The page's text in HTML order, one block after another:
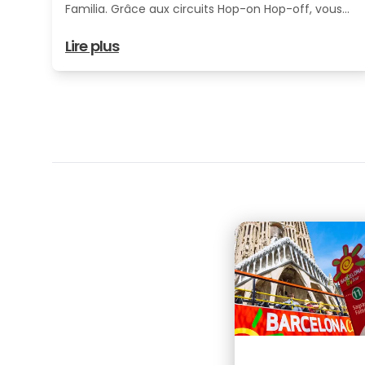
Familia. Grâce aux circuits Hop-on Hop-off, vous
Gaudí tout en découvrant d’autres trésors de la
ville à votre rythme.
Lire plus